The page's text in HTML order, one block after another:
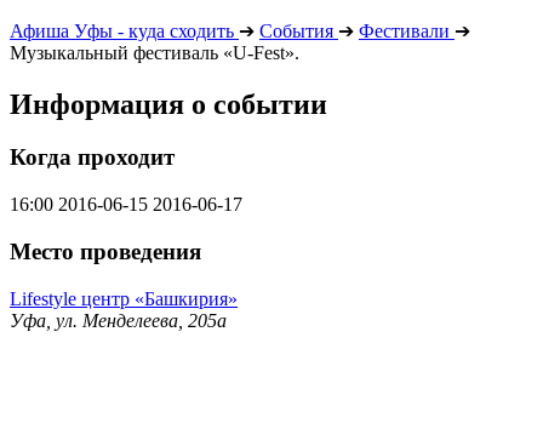
Афиша Уфы - куда сходить ➔ События ➔ Фестивали ➔
Музыкальный фестиваль «U-Fest».
Информация о событии
Когда проходит
16:00 2016-06-15 2016-06-17
Место проведения
Lifestyle центр «Башкирия»
Уфа, ул. Менделеева, 205а